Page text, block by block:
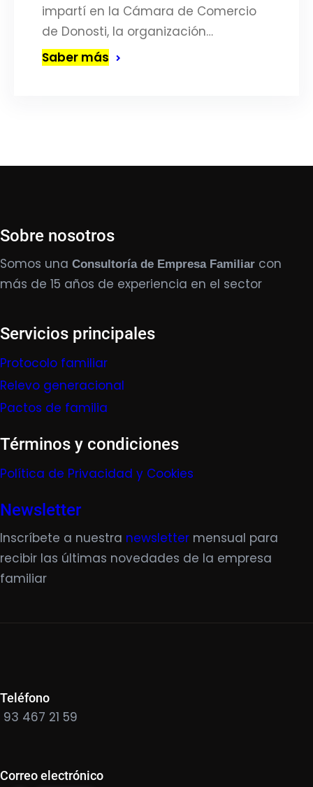
impartí en la Cámara de Comercio
de Donosti, la organización…
Saber más
Sobre nosotros
Somos una Consultoría de Empresa Familiar con
más de 15 años de experiencia en el sector
Servicios principales
Protocolo familiar
Relevo generacional
Pactos de familia
Términos y condiciones
Política de Privacidad y Cookies
Newsletter
Inscríbete a nuestra newsletter mensual para
recibir las últimas novedades de la empresa
familiar
Teléfono
93 467 21 59
Correo electrónico